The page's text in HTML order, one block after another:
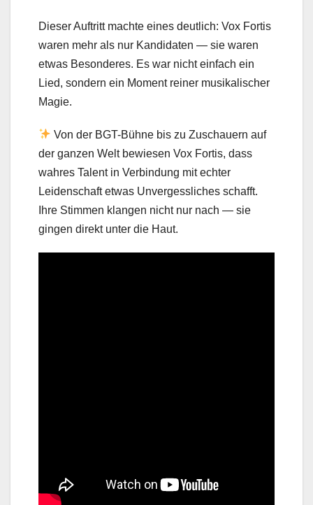
Dieser Auftritt machte eines deutlich: Vox Fortis
waren mehr als nur Kandidaten — sie waren
etwas Besonderes. Es war nicht einfach ein
Lied, sondern ein Moment reiner musikalischer
Magie.
Von der BGT-Bühne bis zu Zuschauern auf
der ganzen Welt bewiesen Vox Fortis, dass
wahres Talent in Verbindung mit echter
Leidenschaft etwas Unvergessliches schafft.
Ihre Stimmen klangen nicht nur nach — sie
gingen direkt unter die Haut.